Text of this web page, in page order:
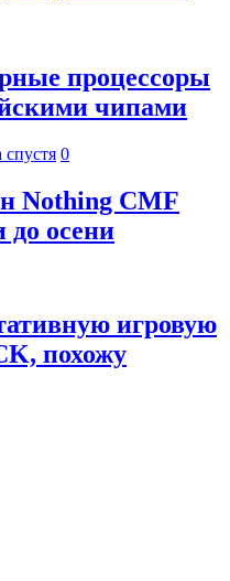
процессоры
чипами
спустя 0
Nothing CMF
до осени
игровую
похожу